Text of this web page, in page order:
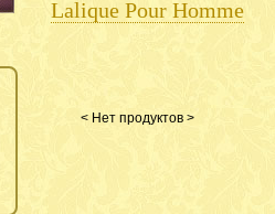
Lalique Pour Homme
< Нет продуктов >